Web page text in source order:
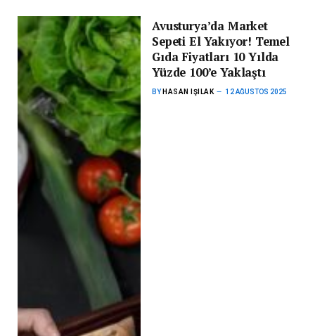
Avusturya’da Market
Sepeti El Yakıyor! Temel
Gıda Fiyatları 10 Yılda
Yüzde 100’e Yaklaştı
BY HASAN IŞILAK 12 AĞUSTOS 2025